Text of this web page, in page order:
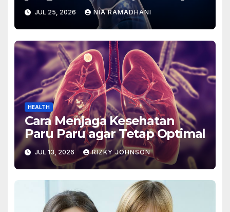
DiniJUL 25, 2026 NIA RAMADHANI
HEALTH
Cara Menjaga Kesehatan
Paru Paru agar Tetap Optimal
JUL 13, 2026 RIZKY JOHNSON